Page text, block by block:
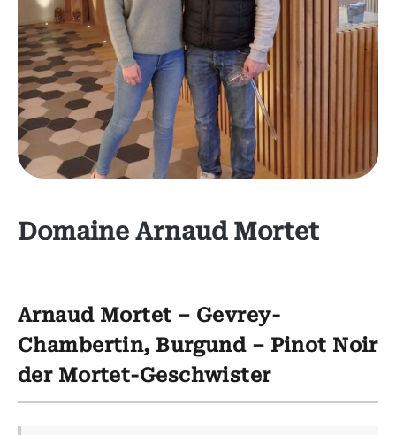
Domaine Arnaud Mortet
Arnaud Mortet – Gevrey-
Chambertin, Burgund – Pinot Noir
der Mortet-Geschwister